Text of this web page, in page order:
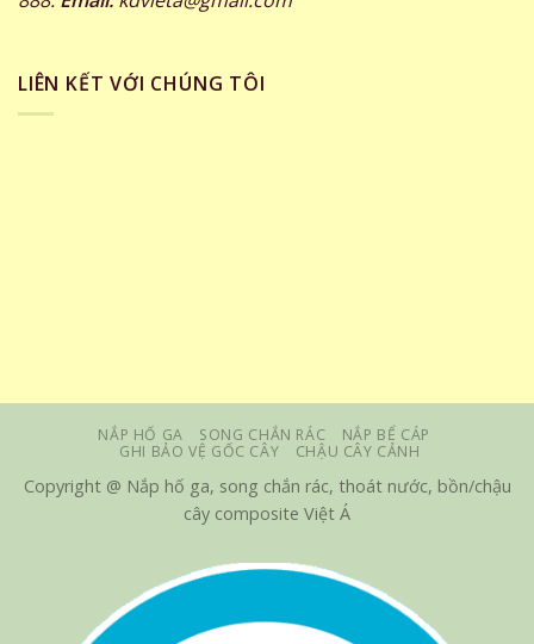
LIÊN KẾT VỚI CHÚNG TÔI
NẮP HỐ GA SONG CHẮN RÁC
NẮP BỂ CÁP
GHI BẢO VỆ GỐC CÂY
CHẬU CÂY CẢNH
Copyright @ Nắp hố ga, song chắn rác, thoát nước, bồn/chậu
cây composite Việt Á